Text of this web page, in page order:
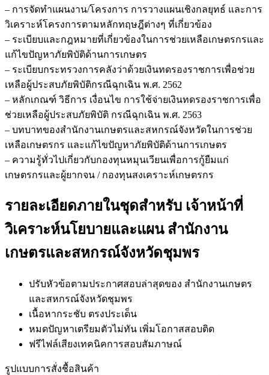
– การจัดทำแผนงาน/โครงการ การวางแผนเชิงกลยุทธ์ และการ
วิเคราะห์โครงการตามหลักทฤษฎีต่างๆ ที่เกี่ยวข้อง
– ระเบียบและกฎหมายที่เกี่ยวข้องในการช่วยเหลือเกษตรกรและ
แก้ไขปัญหาภัยพิบัติด้านการเกษตร
– ระเบียบกระทรวงการคลังว่าด้วยเงินทดรองราชการเพื่อช่วย
เหลือผู้ประสบภัยพิบัติกรณีฉุกเฉิน พ.ศ. 2562
– หลักเกณฑ์ วิธีการ เงื่อนไข การใช้จ่ายเงินทดรองราชการเพื่อ
ช่วยเหลือผู้ประสบภัยพิบัติ กรณีฉุกเฉิน พ.ศ. 2563
– บทบาทของสำนักงานเกษตรและสหกรณ์จังหวัดในการช่วย
เหลือเกษตรกร และแก้ไขปัญหาภัยพิบัติด้านการเกษตร
– ความรู้ทั่วไปเกี่ยวกับกองทุนหมุนเวียนเพื่อการกู้ยืมแก่
เกษตรกรและผู้ยากจน / กองทุนสงเคราะห์เกษตรกร
รายละเอียดภายในชุดสำหรับ เจ้าหน้าที่
วิเคราะห์นโยบายและแผน สำนักงาน
เกษตรและสหกรณ์จังหวัดชุมพร
ปรับหัวข้อตามประกาศสอบล่าสุดของ สำนักงานเกษตร
และสหกรณ์จังหวัดชุมพร
เนื้อหากระชับ ตรงประเด็น
หมดปัญหาเตรียมตัวไม่ทัน เพิ่มโอกาสสอบติด
ฟรีไฟล์เสียงเทคนิคการสอบสัมภาษณ์
รูปแบบการสั่งชื้อสินค้า